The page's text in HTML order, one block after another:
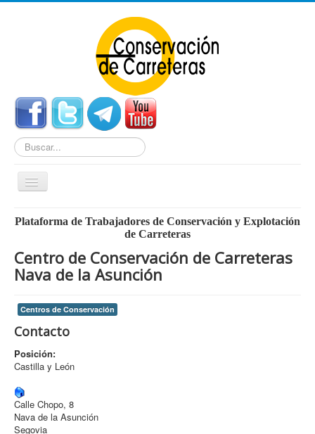
Buscar...
Cambiar
navegación
Home
Centros de Conservación
Enlaces Externos
Archivo
Formularios
Plataforma de Trabajadores de Conservación y Explotación
de Carreteras
Centro de Conservación de Carreteras
Nava de la Asunción
Centros de Conservación
Contacto
Posición:
Castilla y León
Calle Chopo, 8
Nava de la Asunción
Segovia